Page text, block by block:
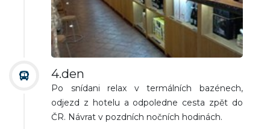
4.den
Po snídani relax v termálních bazénech,
odjezd z hotelu a odpoledne cesta zpět do
ČR. Návrat v pozdních nočních hodinách.